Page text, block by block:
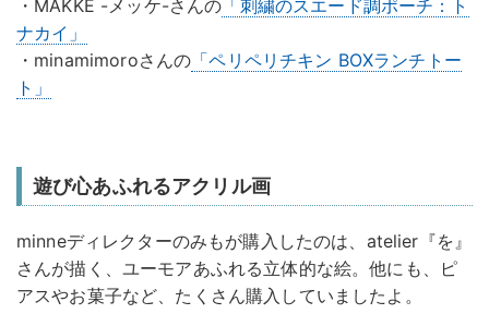
・MAKKE -メッケ-さんの 「刺繍のスエード調ポーチ：ト
ナカイ」
・minamimoroさんの 「ペリペリチキン BOXランチトー
ト」
遊び心あふれるアクリル画
minneディレクターのみもが購入したのは、atelier『を』
さんが描く、ユーモアあふれる立体的な絵。他にも、ピ
アスやお菓子など、たくさん購入していましたよ。